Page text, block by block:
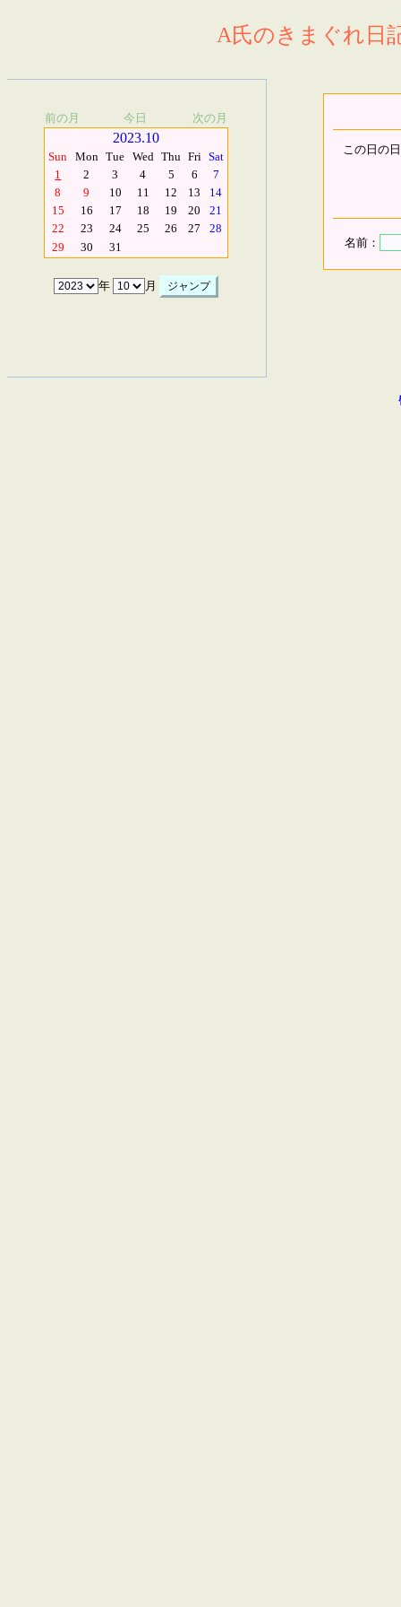
A氏のきまぐれ日
前の月 今日 次の月
2023.10
Sun Mon Tue Wed Thu Fri Sat
1
2 3 4 5 6
7
8
9 10 11 12 13
14
15
16 17 18 19 20
21
22
23 24 25 26 27
28
29
30 31
年 月
この日の
名前：